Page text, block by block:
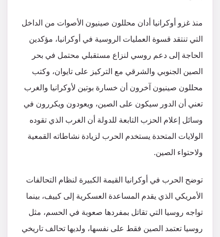
منذ غزو أوكرانيا أدان محللون صينيون الأصوات من الداخل
التي تنتقد قسوة العمليات الروسية في أوكرانيا، مؤكدين
الحاجة إلى دعم روسي لنزاع مستقبلي محتمل في بحر
الصين الجنوبي والشرقي مع التركيز على تايوان، وكتب
محللون صينيون آخرون أن خسارة بوتين لأوكرانيا والغرب
تعني أن الدور سيكون على الصين، ويعودون ويكررون في
وسائل إعلام الحزب التابعة للدولة أن الغرب الذي تقوده
الولايات المتحدة يستخدم الحرب لزيادة نشاطاته القمعية
ولاحتواء الصين.
توضح الحرب في أوكرانيا القيمة الكبيرة لنظام التحالفات
الأمريكي الذي يقدم المساعدة العسكرية إلى كييف، بينما
تواجه روسيا التي تقاتل بمفردها صعوبة في الحسم، مثل
روسيا تعتمد الصين فقط على نفسها، ولديها تحالف تاريخي